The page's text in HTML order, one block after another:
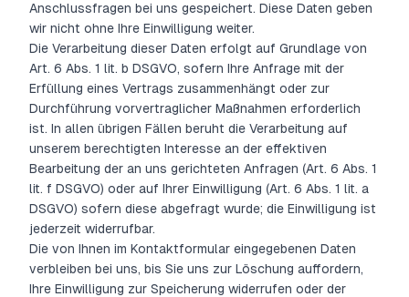
Anschlussfragen bei uns gespeichert. Diese Daten geben
wir nicht ohne Ihre Einwilligung weiter.
Die Verarbeitung dieser Daten erfolgt auf Grundlage von
Art. 6 Abs. 1 lit. b DSGVO, sofern Ihre Anfrage mit der
Erfüllung eines Vertrags zusammenhängt oder zur
Durchführung vorvertraglicher Maßnahmen erforderlich
ist. In allen übrigen Fällen beruht die Verarbeitung auf
unserem berechtigten Interesse an der effektiven
Bearbeitung der an uns gerichteten Anfragen (Art. 6 Abs. 1
lit. f DSGVO) oder auf Ihrer Einwilligung (Art. 6 Abs. 1 lit. a
DSGVO) sofern diese abgefragt wurde; die Einwilligung ist
jederzeit widerrufbar.
Die von Ihnen im Kontaktformular eingegebenen Daten
verbleiben bei uns, bis Sie uns zur Löschung auffordern,
Ihre Einwilligung zur Speicherung widerrufen oder der